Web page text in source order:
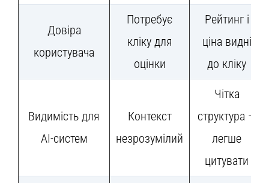
Довіра
користувача
Потребує
кліку для
оцінки
Рейтинг і
ціна видні
до кліку
Видимість для
AI-систем
Контекст
незрозумілий
Чітка
структура —
легше
цитувати